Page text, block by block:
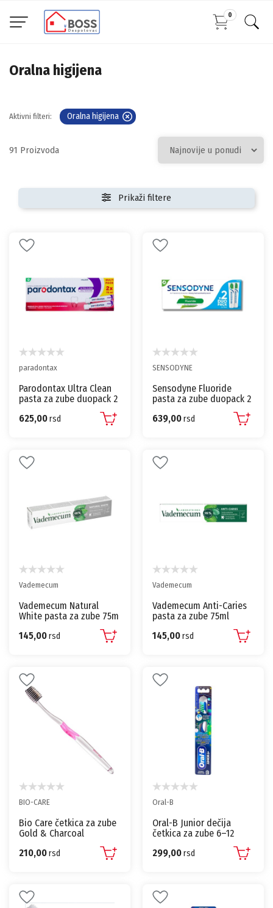
0
Oralna higijena
Aktivni filteri: Oralna higijena
91
Prikaži filtere
paradontax
Parodontax Ultra Clean
pasta za zube duopack 2
625,00rsd
SENSODYNE
Sensodyne Fluoride
pasta za zube duopack 2
639,00rsd
Vademecum
Vademecum Natural
White pasta za zube 75m
145,00rsd
Vademecum
Vademecum Anti-Caries
pasta za zube 75ml
145,00rsd
BIO-CARE
Bio Care četkica za zube
Gold & Charcoal
210,00rsd
Oral-B
Oral-B Junior dečija
četkica za zube 6–12
299,00rsd